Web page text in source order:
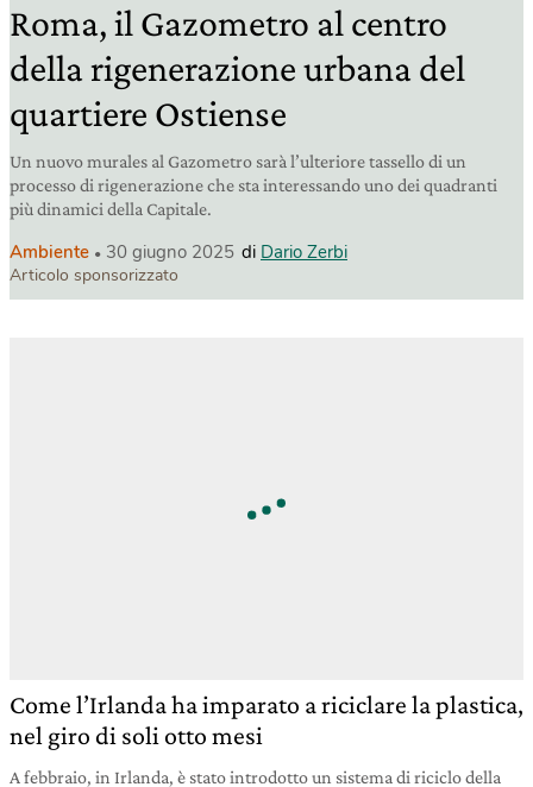
Roma, il Gazometro al centro
della rigenerazione urbana del
quartiere Ostiense
Un nuovo murales al Gazometro sarà l’ulteriore tassello di un
processo di rigenerazione che sta interessando uno dei quadranti
più dinamici della Capitale.
Ambiente 30 giugno 2025 di Dario Zerbi
Articolo sponsorizzato
Come l’Irlanda ha imparato a riciclare la plastica,
nel giro di soli otto mesi
A febbraio, in Irlanda, è stato introdotto un sistema di riciclo della